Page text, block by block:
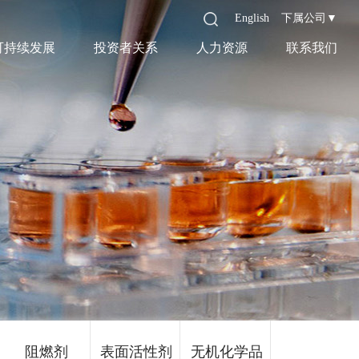
下属公司▼
English
持续发展 投资者关系 人力资源 联系我们
阻燃剂 表面活性剂 无机化学品